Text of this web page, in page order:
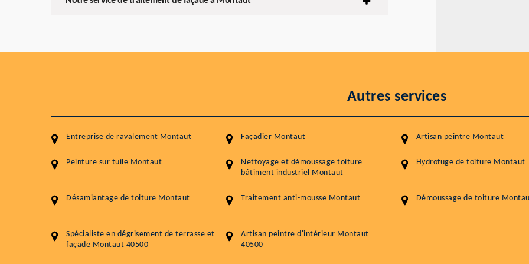
Autres services
Entreprise de ravalement Montaut Façadier Montaut Artisan peintre Montaut
Peinture sur tuile Montaut
Nettoyage et démoussage toiture
bâtiment industriel Montaut
Hydrofuge de toiture Montaut
Désamiantage de toiture Montaut Traitement anti-mousse Montaut Démoussage de toiture
Spécialiste en dégrisement de terrasse et
façade Montaut 40500
Artisan peintre d'intérieur Montaut
40500